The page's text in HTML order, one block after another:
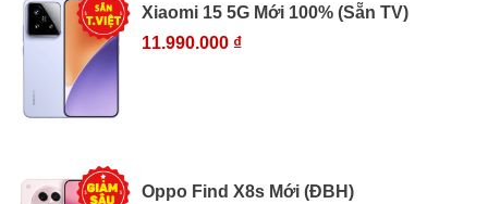
Xiaomi 15 5G Mới 100% (Sẵn TV)
11.990.000 ₫
Oppo Find X8s Mới (ĐBH)